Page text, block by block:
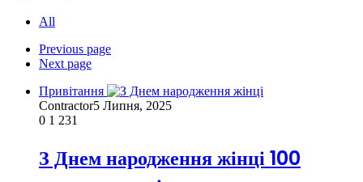
All
Previous page
Next page
Привітання
Contractor5 Липня, 2025
0 1 231
З Днем народження жінці 100